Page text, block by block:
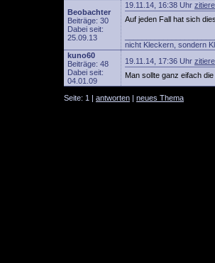
Beobachter
Beiträge: 30
Dabei seit:
25.09.13
19.11.14, 16:38 Uhr
Auf jeden Fall hat sich
nicht Kleckern, sondern
kuno60
Beiträge: 48
Dabei seit:
04.01.09
19.11.14, 17:36 Uhr
Man sollte ganz eifach
Seite: 1 | antworten | neues Thema